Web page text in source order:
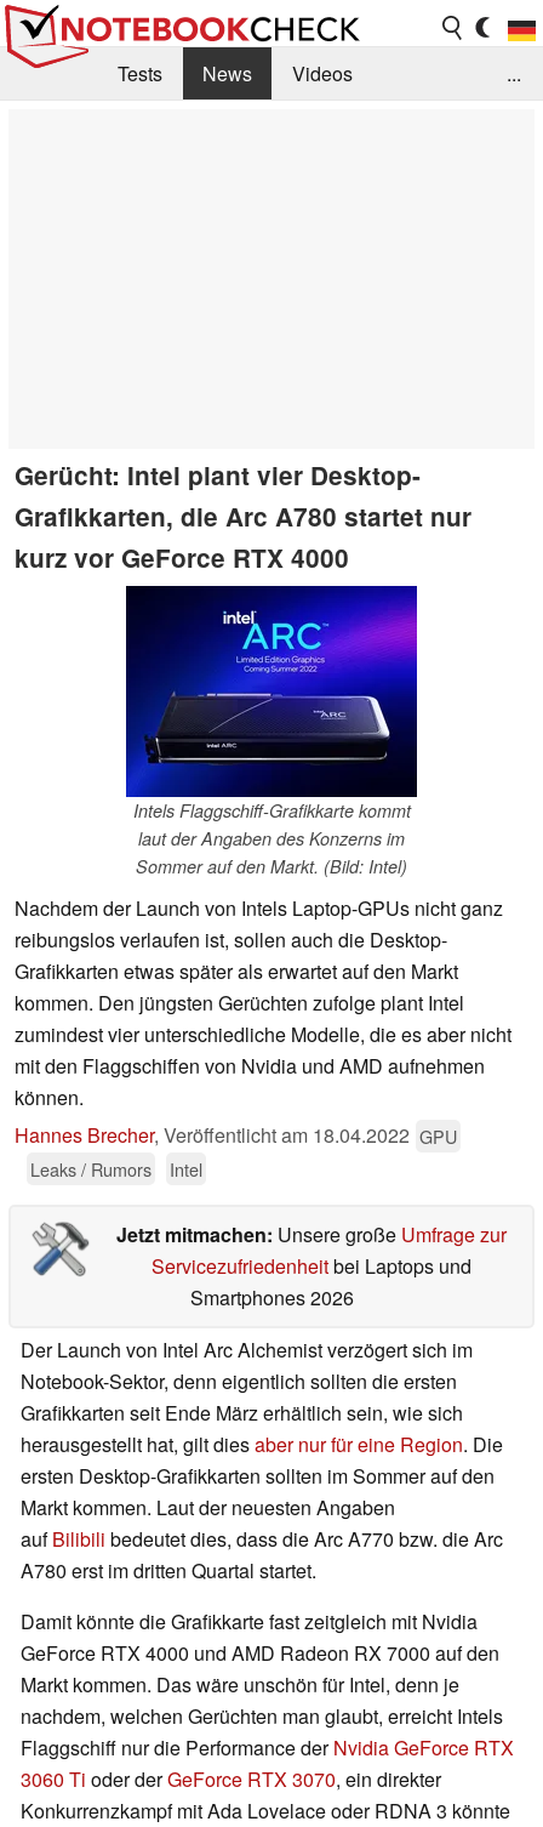
Tests News
Videos
...
Gerücht: Intel plant vier Desktop-
Grafikkarten, die Arc A780 startet nur
kurz vor GeForce RTX 4000
Intels Flaggschiff-Grafikkarte kommt
laut der Angaben des Konzerns im
Sommer auf den Markt. (Bild: Intel)
Nachdem der Launch von Intels Laptop-GPUs nicht ganz
reibungslos verlaufen ist, sollen auch die Desktop-
Grafikkarten etwas später als erwartet auf den Markt
kommen. Den jüngsten Gerüchten zufolge plant Intel
zumindest vier unterschiedliche Modelle, die es aber nicht
mit den Flaggschiffen von Nvidia und AMD aufnehmen
können.
Hannes Brecher, Veröffentlicht am 18.04.2022 GPU
Leaks / Rumors
Intel
Jetzt mitmachen: Unsere große Umfrage zur
Servicezufriedenheitbei Laptops und
Smartphones 2026
Der Launch von Intel Arc Alchemist verzögert sich im
Notebook-Sektor, denn eigentlich sollten die ersten
Grafikkarten seit Ende März erhältlich sein, wie sich
herausgestellt hat, gilt diesaber nur für eine Region. Die
ersten Desktop-Grafikkarten sollten im Sommer auf den
Markt kommen. Laut der neuesten Angaben
aufBilibili bedeutet dies, dass die Arc A770 bzw. die Arc
A780 erst im dritten Quartal startet.
Damit könnte die Grafikkarte fast zeitgleich mit Nvidia
GeForce RTX 4000 und AMD Radeon RX 7000 auf den
Markt kommen. Das wäre unschön für Intel, denn je
nachdem, welchen Gerüchten man glaubt, erreicht Intels
Flaggschiff nur die Performance derNvidia GeForce RTX
3060 Ti oder derGeForce RTX 3070, ein direkter
Konkurrenzkampf mit Ada Lovelace oder RDNA 3 könnte